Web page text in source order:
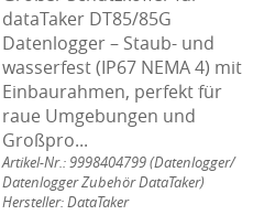
dataTaker DT85/85G
Datenlogger – Staub- und
wasserfest (IP67 NEMA 4) mit
Einbaurahmen, perfekt für
raue Umgebungen und
Großpro...
Artikel-Nr.: 9998404799(Datenlogger/
Datenlogger Zubehör DataTaker)
Hersteller: DataTaker